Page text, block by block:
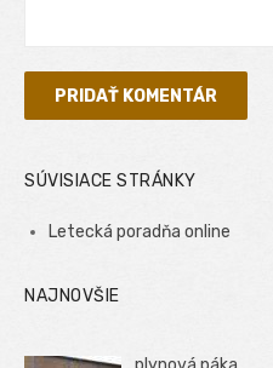
SÚVISIACE STRÁNKY
Letecká poradňa online
NAJNOVŠIE